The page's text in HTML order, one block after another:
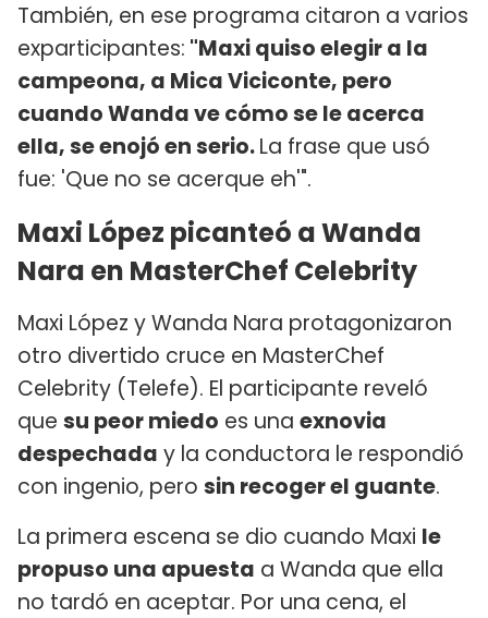
También, en ese programa citaron a varios
exparticipantes: "Maxi quiso elegir a la
campeona, a Mica Viciconte, pero
cuando Wanda ve cómo se le acerca
ella, se enojó en serio.La frase que usó
fue: 'Que no se acerque eh'".
Maxi López picanteó a Wanda
Nara en MasterChef Celebrity
Maxi López y Wanda Nara protagonizaron
otro divertido cruce en MasterChef
Celebrity (Telefe). El participante reveló
que su peor miedo es una exnovia
despechada y la conductora le respondió
con ingenio, pero sin recoger el guante.
La primera escena se dio cuando Maxi le
propuso una apuesta a Wanda que ella
no tardó en aceptar. Por una cena, el